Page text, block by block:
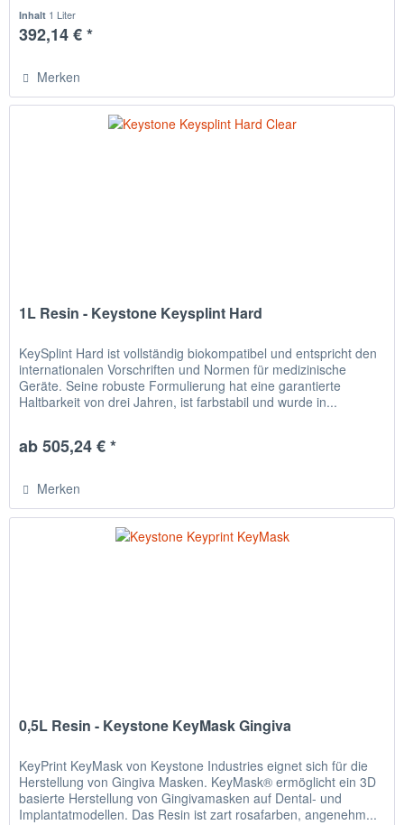
Inhalt 1 Liter
392,14 € *
Merken
1L Resin - Keystone Keysplint Hard
KeySplint Hard ist vollständig biokompatibel und entspricht den
internationalen Vorschriften und Normen für medizinische
Geräte. Seine robuste Formulierung hat eine garantierte
Haltbarkeit von drei Jahren, ist farbstabil und wurde in...
ab 505,24 € *
Merken
0,5L Resin - Keystone KeyMask Gingiva
KeyPrint KeyMask von Keystone Industries eignet sich für die
Herstellung von Gingiva Masken. KeyMask® ermöglicht ein 3D
basierte Herstellung von Gingivamasken auf Dental- und
Implantatmodellen. Das Resin ist zart rosafarben, angenehm...